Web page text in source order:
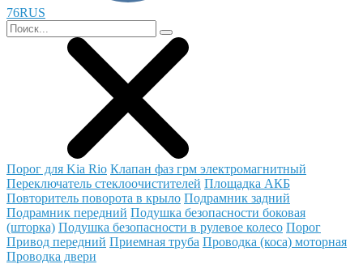
76RUS
Порог для Kia Rio Клапан фаз грм электромагнитный
Переключатель стеклоочистителей Площадка АКБ
Повторитель поворота в крыло Подрамник задний
Подрамник передний Подушка безопасности боковая
(шторка) Подушка безопасности в рулевое колесо Порог
Привод передний Приемная труба Проводка (коса) моторная
Проводка двери